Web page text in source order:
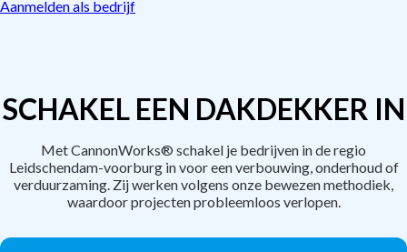
Aanmelden als bedrijf
SCHAKEL EEN DAKDEKKER IN
Met CannonWorks® schakel je bedrijven in de regio
Leidschendam-voorburg in voor een verbouwing, onderhoud of
verduurzaming. Zij werken volgens onze bewezen methodiek,
waardoor projecten probleemloos verlopen.